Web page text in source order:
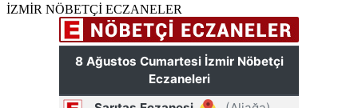
İZMİR NÖBETÇİ ECZANELER